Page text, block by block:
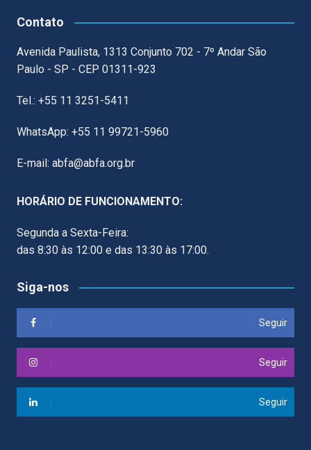
Contato
Avenida Paulista, 1313 Conjunto 702 - 7º Andar São
Paulo - SP - CEP 01311-923
Tel.: +55 11 3251-5411
WhatsApp: +55 11 99721-5960
E-mail: abfa@abfa.org.br
HORÁRIO DE FUNCIONAMENTO:
Segunda a Sexta-Feira:
das 8:30 às 12:00 e das 13:30 às 17:00.
Siga-nos
Seguir
Seguir
Seguir